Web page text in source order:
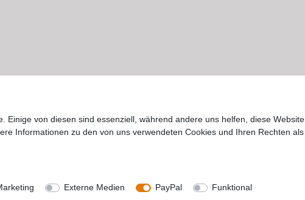
Widerrufs­recht Impressum Daten­schutz­erklärung AGB
Einige von diesen sind essenziell, während andere uns helfen, diese Website
Informationen zu den von uns verwendeten Cookies und Ihren Rechten als
Externe Medien PayPal
Funktional